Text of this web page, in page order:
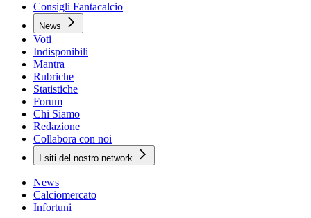
Consigli Fantacalcio
News
Voti
Indisponibili
Mantra
Rubriche
Statistiche
Forum
Chi Siamo
Redazione
Collabora con noi
I siti del nostro network
News
Calciomercato
Infortuni